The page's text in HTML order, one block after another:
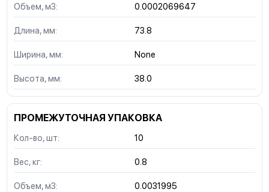
Объем, м3: 0.0002069647
Длина, мм: 73.8
Ширина, мм: None
Высота, мм: 38.0
ПРОМЕЖУТОЧНАЯ УПАКОВКА
Кол-во, шт: 10
Вес, кг: 0.8
Объем, м3: 0.0031995